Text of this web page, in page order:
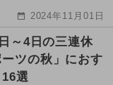
2024年11月01日
～4日の三連休
ツの秋」におす
選